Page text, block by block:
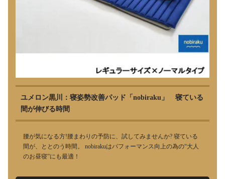
ユメロン黒川：寝姿勢改善パッド「nobiraku」 寝ている
間が伸びる時間
腰が気になる方!腰まわりの予防に、試してみませんか? 寝ている
間が、ととのう時間。 nobirakuはパフォーマンス向上の為の“大人
のお昼寝”にも最適！